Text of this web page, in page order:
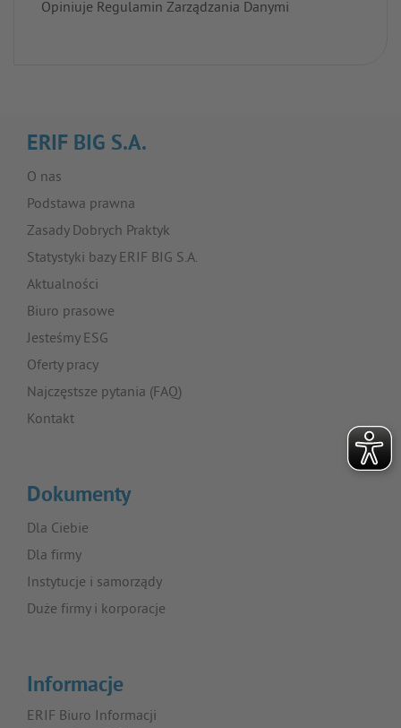
Opiniuje Regulamin Zarządzania Danymi
ERIF BIG S.A.
O nas
Podstawa prawna
Zasady Dobrych Praktyk
Statystyki bazy ERIF BIG S.A.
Aktualności
Biuro prasowe
Jesteśmy ESG
Oferty pracy
Najczęstsze pytania (FAQ)
Kontakt
Dokumenty
Dla Ciebie
Dla firmy
Instytucje i samorządy
Duże firmy i korporacje
Informacje
ERIF Biuro Informacji